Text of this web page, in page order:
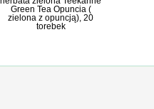
Green Tea Opuncia (
zielona z opuncją), 20
torebek